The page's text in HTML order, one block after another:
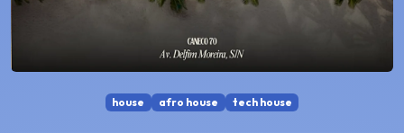
house afro house tech house